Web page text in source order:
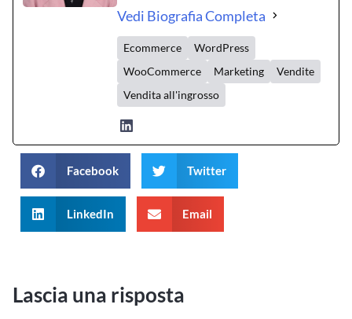
Vedi Biografia Completa
Ecommerce
WordPress
WooCommerce
Marketing
Vendite
Vendita all'ingrosso
Facebook Twitter
LinkedIn Email
Lascia una risposta